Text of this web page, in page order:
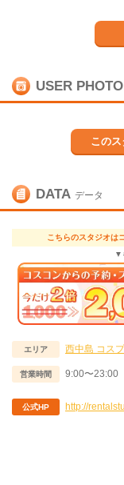
USER PHOTO
この
DATA データ
こちらのスタジオは
▼
エリア 西中島 コス
営業時間 9:00〜23:00
公式HP http://